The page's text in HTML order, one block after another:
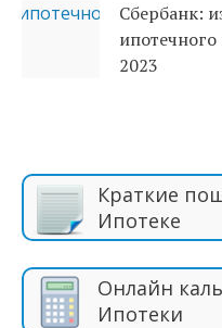
Сбербанк:
2023
Краткие
Ипотеке
Онлайн
Ипотеки